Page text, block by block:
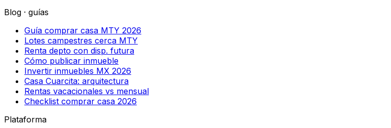
Blog · guías
Guía comprar casa MTY 2026
Lotes campestres cerca MTY
Renta depto con disp. futura
Cómo publicar inmueble
Invertir inmuebles MX 2026
Casa Cuarcita: arquitectura
Rentas vacacionales vs mensual
Checklist comprar casa 2026
Plataforma